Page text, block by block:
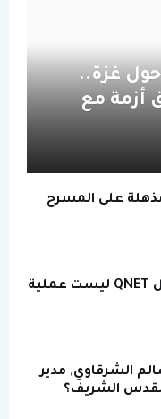
غزة..
أزمة مع
مذهلة على المسرح
10 أسباب تجعل QNET ليست عملية
الشرقاوي, مدير
الشريف؟